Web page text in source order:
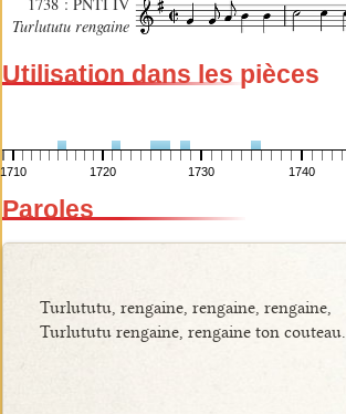
Turlututu rengaine
Utilisation dans les pièces
1710 1720 1730 1740
Paroles
Turlututu, rengaine, rengaine, rengaine,
Turlututu rengaine, rengaine ton couteau.